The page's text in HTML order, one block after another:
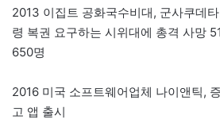
2013 이집트 공화국수비대, 군사쿠데
령 복권 요구하는 시위대에 총격 사망
650명
2016 미국 소프트웨어업체 나이앤틱,
고 앱 출시